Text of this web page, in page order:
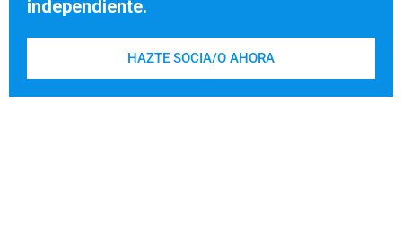
independiente.
HAZTE SOCIA/O AHORA